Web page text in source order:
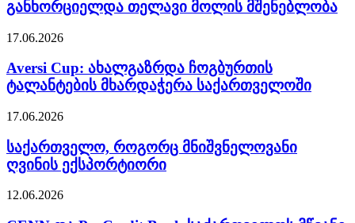
განხორციელდა თელავი მოლის მშენებლობა
17.06.2026
Aversi Cup: ახალგაზრდა ჩოგბურთის
ტალანტების მხარდაჭერა საქართველოში
17.06.2026
საქართველო, როგორც მნიშვნელოვანი
ღვინის ექსპორტიორი
12.06.2026